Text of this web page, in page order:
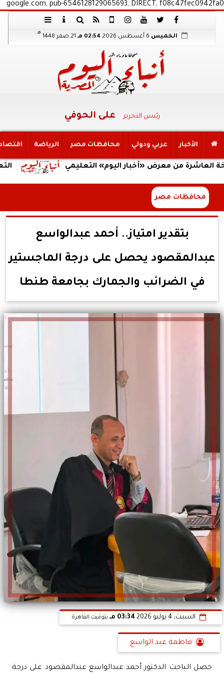
google.com, pub-6546128129065693, DIRECT, f08c47fec0942fa0
الخميس 02:54 مـ 21 صفر 1448
هـ
رئيس التحرير على الحوفي
الأخبار عربي ودولي محافظات مصر الرياضة
التعليم من معرض «أخبار اليوم» التعليمي
محافظات مصر
بتقدير امتياز.. أحمد عبدالواسع
عبدالمقصود يحصل على درجة الماجستير
في الضرائب والجمارك بجامعة طنطا
السبت، 4 يوليو 2026 03:34 مـ بتوقيت القاهرة
فاطمة عبد الواسع
حصل الباحث الدكتور أحمد عبدالواسع عبدالمقصود على درجة